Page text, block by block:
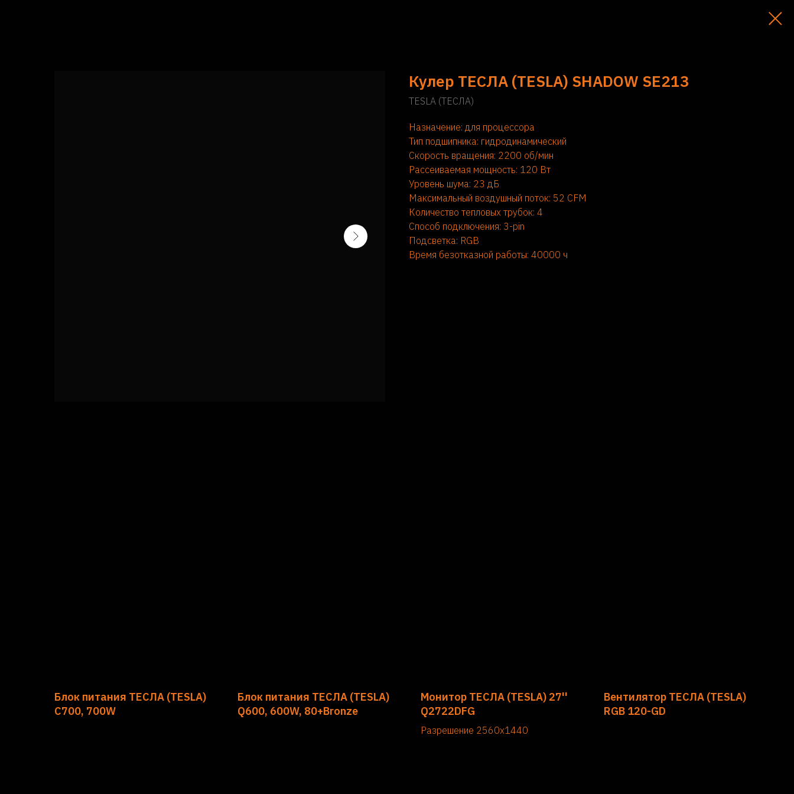
Кулер ТЕСЛА (TESLA) SHADOW SE213
TESLA (ТЕСЛА)
Назначение: для процессора
Тип подшипника: гидродинамический
Скорость вращения: 2200 об/мин
Рассеиваемая мощность: 120 Вт
Уровень шума: 23 дБ
Максимальный воздушный поток: 52 CFM
Количество тепловых трубок: 4
Способ подключения: 3-pin
Подсветка: RGB
Время безотказной работы: 40000 ч
Блок питания ТЕСЛА (TESLA)
C700, 700W
Блок питания ТЕСЛА (TESLA)
Q600, 600W, 80+Bronze
Монитор ТЕСЛА (TESLA) 27''
Q2722DFG
Разрешение 2560x1440
Вентилятор ТЕСЛА (TESLA)
RGB 120-GD